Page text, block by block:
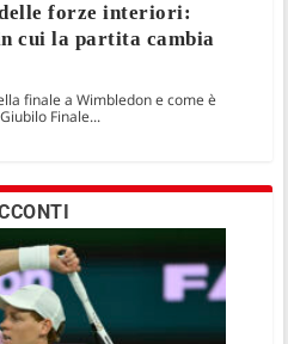
forze interiori:
cui la partita cambia
finale a Wimbledon e come è
Finale...